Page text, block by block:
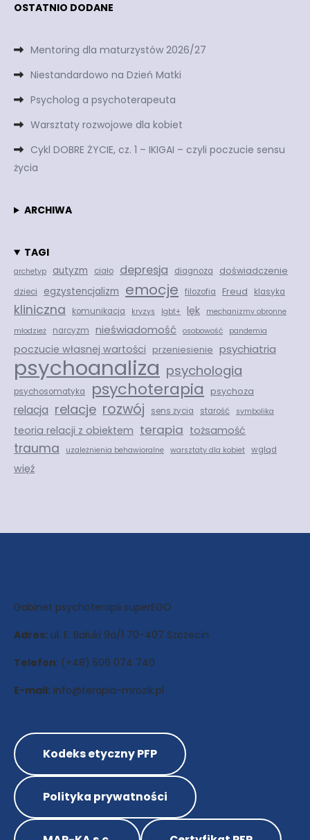
OSTATNIO DODANE
Mentoring dla maturzystów 2026/27
Niestandardowo na Dzień Matki
Psycholog a psychoterapeuta
Warsztaty rozwojowe dla kobiet
Cykl DOBRE ŻYCIE, cz. 1 – IKIGAI – czyli poczucie sensu
życia
ARCHIWA
TAGI
archetyp autyzm ciało depresja diagnoza doświadczenie
dzieci egzystencjalizm emocje filozofia Freud klasyka
kliniczna komunikacja kryzys lgbt+ lęk
mechanizmy obronne
młodzież
narcyzm nieświadomość osobowość pandemia
poczucie własnej wartości przeniesienie psychiatria
psychoanaliza psychologia
psychosomatyka psychoterapia psychoza
relacja relacje rozwój sens życia starość symbolika
teoria relacji z obiektem terapia tożsamość
trauma uzależnienia behawioralne warsztaty dla kobiet wgląd
więź
Gabinet psychoterapii superEGO
Adres: ul. E. Bałuki 9a/1 70-407 Szczecin
Telefon: (+48) 506 074 740
E-mail: info@terapia-mrozik.pl
Kodeks etyczny PFP
Polityka prywatności